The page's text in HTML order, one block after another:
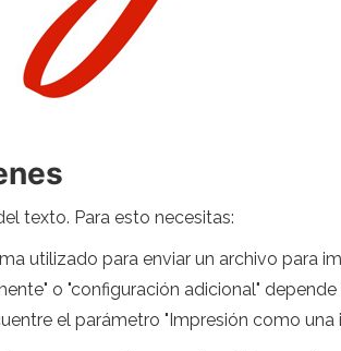
texto. Para esto necesitas:
utilizado para enviar un archivo para
o "configuración adicional"
el parámetro "Impresión como